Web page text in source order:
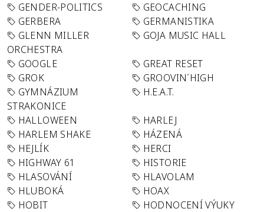
GENDER-POLITICS
GEOCACHING
GERBERA
GERMANISTIKA
GLENN MILLER
ORCHESTRA
GOJA MUSIC HALL
GOOGLE
GREAT RESET
GROK
GROOVIN´HIGH
GYMNÁZIUM
STRAKONICE
H.E.A.T.
HALLOWEEN
HARLEJ
HARLEM SHAKE
HÁZENÁ
HEJLÍK
HERCI
HIGHWAY 61
HISTORIE
HLASOVÁNÍ
HLAVOLAM
HLUBOKÁ
HOAX
HOBIT
HODNOCENÍ VÝUKY